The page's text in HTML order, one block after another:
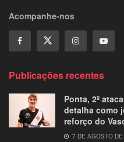
Acompanhe-nos
Publicações recentes
Ponta, 2º
detalha como
reforço do
7 DE AGOSTO